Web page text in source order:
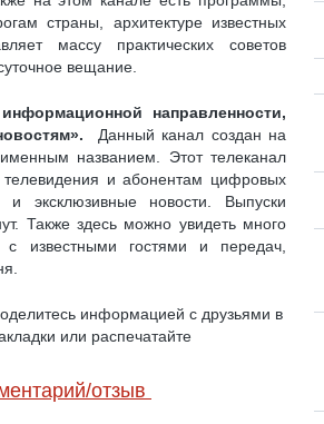
страны, архитектуре известных
массу практических советов
вещание.
направленности,
Данный канал создан на
названием. Этот телеканал
телевидения и абонентам цифровых
эксклюзивные новости. Выпуски
Также здесь можно увидеть много
известными гостями и передач,
информацией с друзьями в
или распечатайте
отзыв